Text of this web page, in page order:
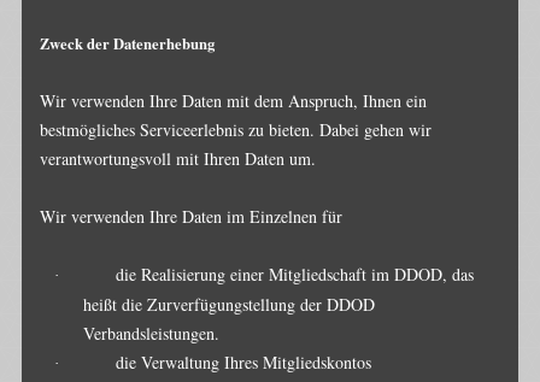
Zweck der Datenerhebung
Wir verwenden Ihre Daten mit dem Anspruch, Ihnen ein
bestmögliches Serviceerlebnis zu bieten. Dabei gehen wir
verantwortungsvoll mit Ihren Daten um.
Wir verwenden Ihre Daten im Einzelnen für
·
die Realisierung einer Mitgliedschaft im DDOD, das
heißt die Zurverfügungstellung der DDOD
Verbandsleistungen.
·
die Verwaltung Ihres Mitgliedskontos